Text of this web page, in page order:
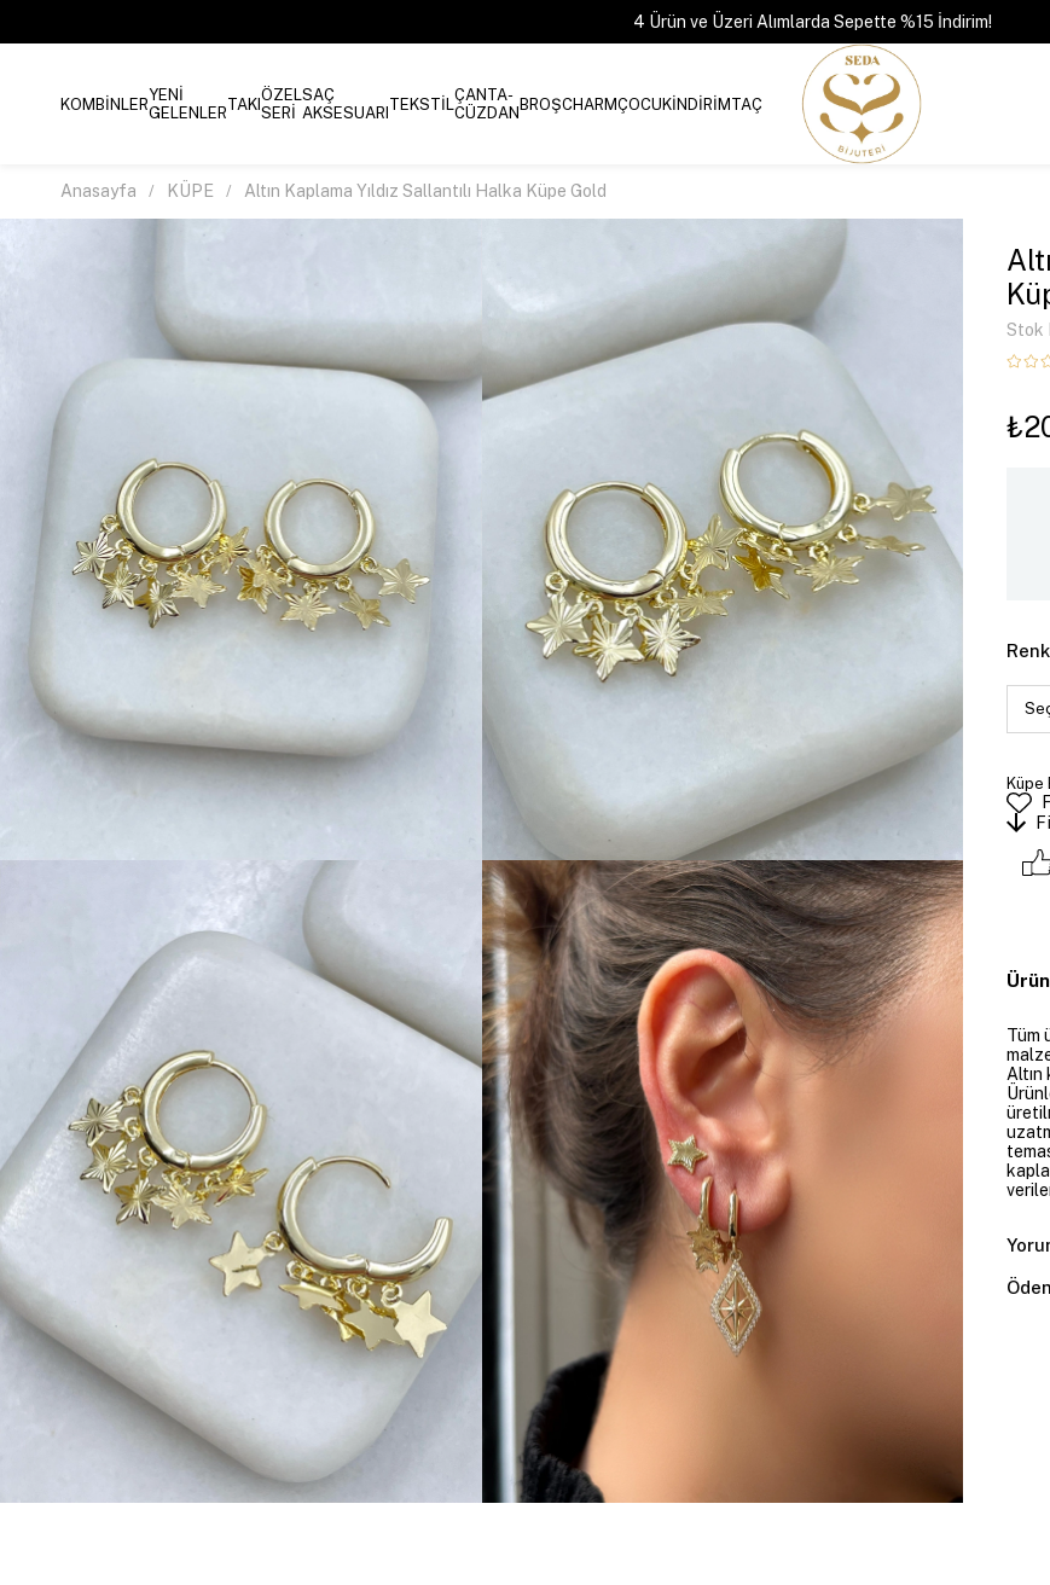
4 Ürün ve Üzeri Alımlarda Sepette %15 İndirim!
KOMBİNLERYENİ
GELENLERTAKIÖZEL
SERİ
SAÇ
AKSESUARI TEKSTİLÇANTA-
CÜZDANBROŞCHARMÇOCUKİNDİRİMTAÇ
Anasayfa KÜPE Altın Kaplama Yıldız Sallantılı Halka Küpe Gold
Stok
Renk
Küpe
Tüm
Altın